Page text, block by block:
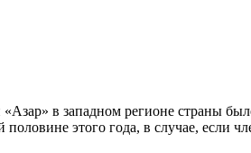
в западном регионе страны
этого года, в случае, если